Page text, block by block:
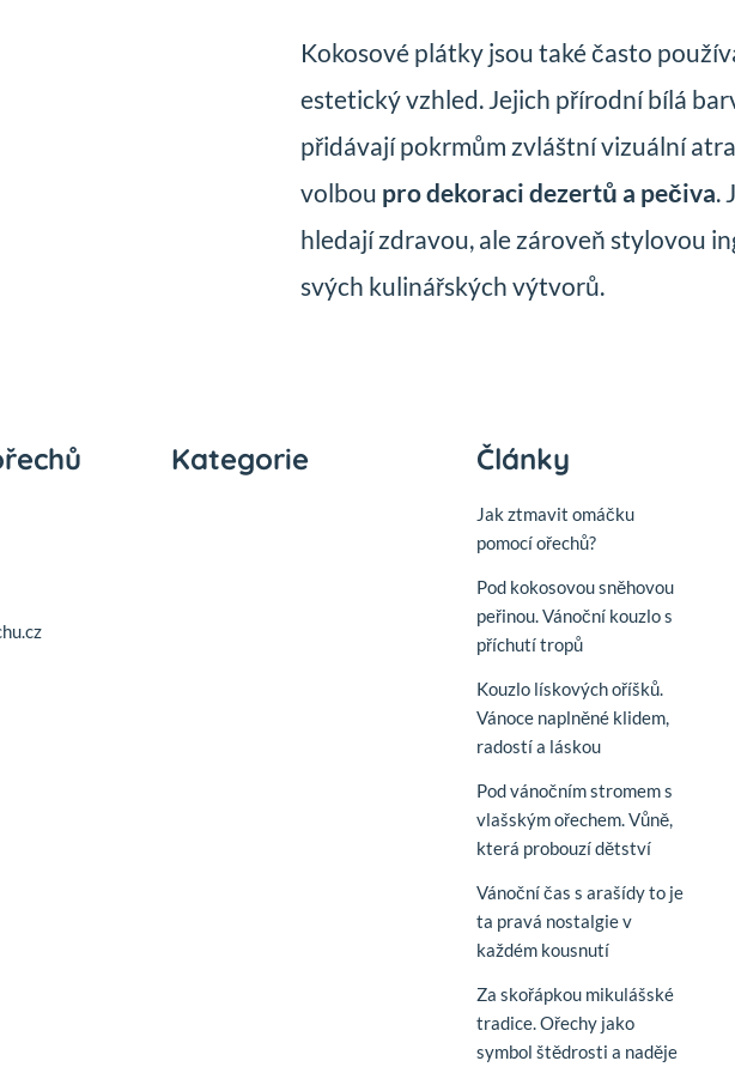
Kokosové plátky jsou také často
estetický vzhled. Jejich přírodní bílá
přidávají pokrmům zvláštní vizuální
volbou pro dekoraci dezertů a pečiva.
hledají zdravou, ale zároveň stylovou
svých kulinářských výtvorů.
Kategorie Články
Jak ztmavit omáčku
pomocí ořechů?
Pod kokosovou sněhovou
peřinou. Vánoční kouzlo s
příchutí tropů
Kouzlo lískových oříšků.
Vánoce naplněné klidem,
radostí a láskou
Pod vánočním stromem s
vlašským ořechem. Vůně,
která probouzí dětství
Vánoční čas s arašídy to je
ta pravá nostalgie v
každém kousnutí
Za skořápkou mikulášské
tradice. Ořechy jako
symbol štědrosti a naděje